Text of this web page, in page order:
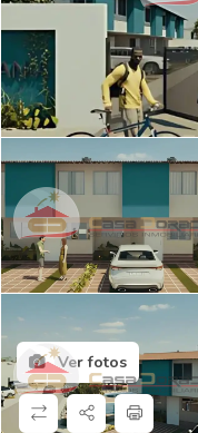
(Nosotros)
Ver fotos